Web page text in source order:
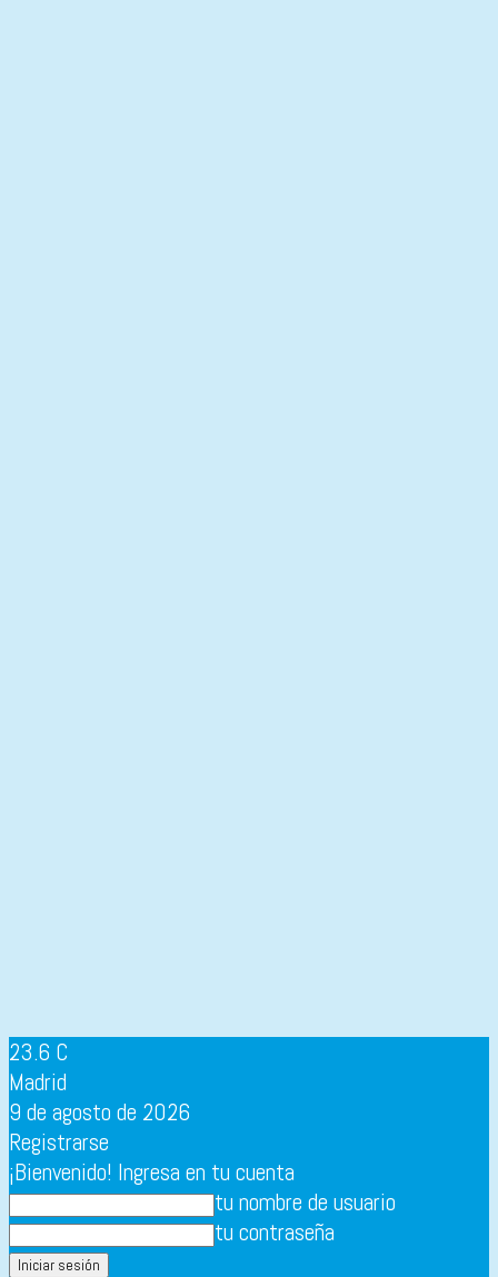
23.6 C
Madrid
9 de agosto de 2026
Registrarse
¡Bienvenido! Ingresa en tu cuenta
tu nombre de usuario
tu contraseña